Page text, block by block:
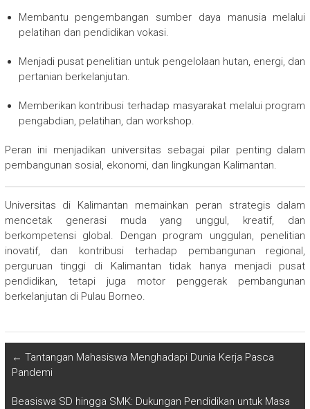
Membantu pengembangan sumber daya manusia melalui
pelatihan dan pendidikan vokasi.
Menjadi pusat penelitian untuk pengelolaan hutan, energi, dan
pertanian berkelanjutan.
Memberikan kontribusi terhadap masyarakat melalui program
pengabdian, pelatihan, dan workshop.
Peran ini menjadikan universitas sebagai pilar penting dalam
pembangunan sosial, ekonomi, dan lingkungan Kalimantan.
Universitas di Kalimantan memainkan peran strategis dalam
mencetak generasi muda yang unggul, kreatif, dan
berkompetensi global. Dengan program unggulan, penelitian
inovatif, dan kontribusi terhadap pembangunan regional,
perguruan tinggi di Kalimantan tidak hanya menjadi pusat
pendidikan, tetapi juga motor penggerak pembangunan
berkelanjutan di Pulau Borneo.
← Tantangan Mahasiswa Menghadapi Dunia Kerja Pasca
Pandemi
Beasiswa SD hingga SMK: Dukungan Pendidikan untuk Masa